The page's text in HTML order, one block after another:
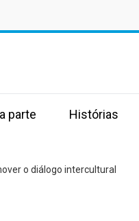
parte Histórias
o diálogo intercultural